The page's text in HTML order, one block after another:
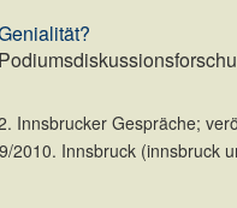
Innsbrucker Gespräche;
2010. Innsbruck (innsbruck